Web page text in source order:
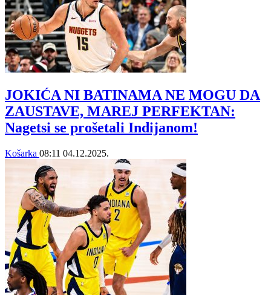
JOKIĆA NI BATINAMA NE MOGU DA
ZAUSTAVE, MAREJ PERFEKTAN:
Nagetsi se prošetali Indijanom!
Košarka 08:11 04.12.2025.